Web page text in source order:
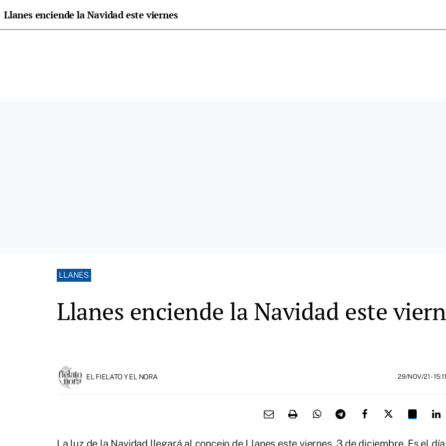
Llanes enciende la Navidad este viernes
LLANES
Llanes enciende la Navidad este
EL FIELATO Y EL NORA 29/NOV/21- 15:11
La luz de la Navidad llegará al concejo de Llanes este viernes, 3 de diciembre. Es el día